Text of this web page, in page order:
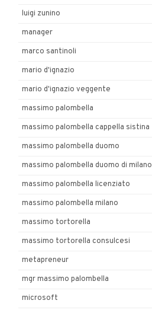
luigi zunino
manager
marco santinoli
mario d'ignazio
mario d'ignazio veggente
massimo palombella
massimo palombella cappella sistina
massimo palombella duomo
massimo palombella duomo di milano
massimo palombella licenziato
massimo palombella milano
massimo tortorella
massimo tortorella consulcesi
metapreneur
mgr massimo palombella
microsoft